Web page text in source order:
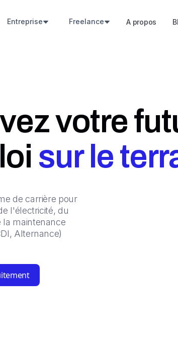
Entreprise Freelance A propos
votre
sur le
de carrière pour
l'électricité, du
la maintenance
Alternance)